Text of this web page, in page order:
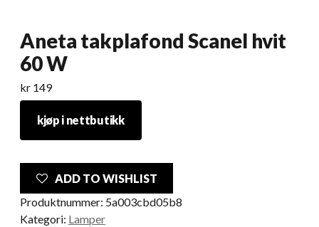
Aneta takplafond Scanel hvit
60 W
kr 149
kjøp i nettbutikk
ADD TO WISHLIST
Produktnummer: 5a003cbd05b8
Kategori: Lamper